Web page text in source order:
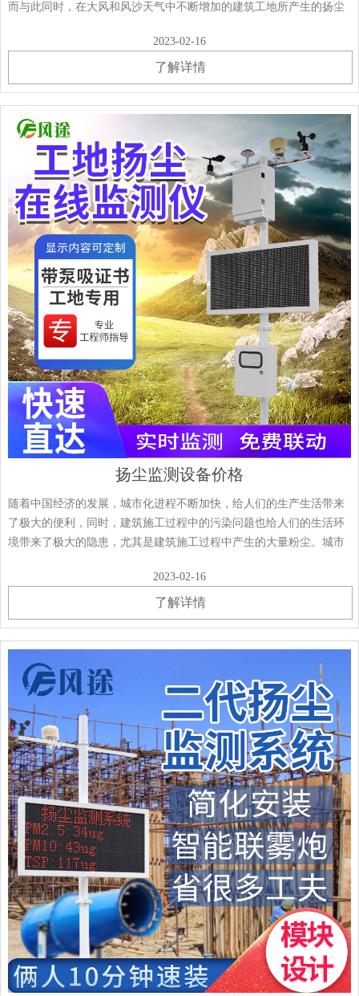
而与此同时，在大风和风沙天气中不断增加的建筑工地所产生的扬尘
染源的调查，建筑扬尘约占大多数城市颗······
2023-02-16
了解详情
扬尘监测设备价格
随着中国经济的发展，城市化进程不断加快，给人们的生产生活带来
了极大的便利，同时，建筑施工过程中的污染问题也给人们的生活环
境带来了极大的隐患，尤其是建筑施工过程中产生的大量粉尘。城市
的粉尘进行实时监测，防止粉尘超标成为······
2023-02-16
了解详情